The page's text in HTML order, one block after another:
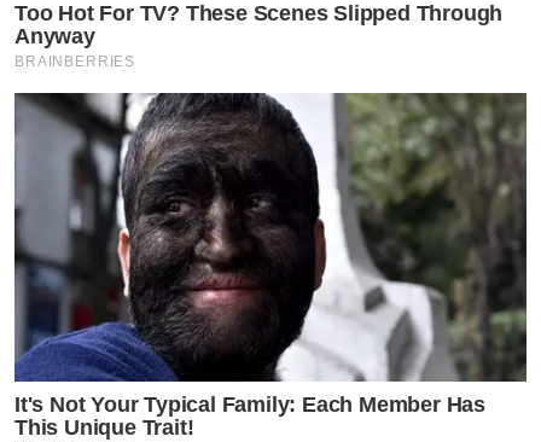
Too Hot For TV? These Scenes Slipped Through
Anyway
BRAINBERRIES
It's Not Your Typical Family: Each Member Has
This Unique Trait!